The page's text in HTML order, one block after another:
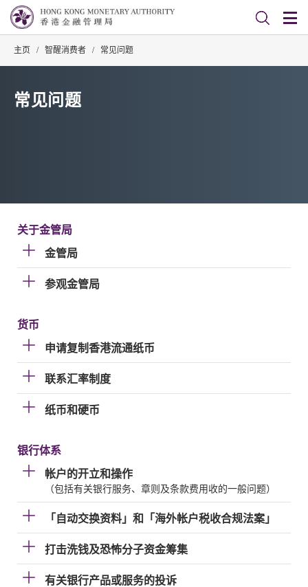
主页 / 智醒消费者 / 常见问题
常见问题
关于金管局
金管局
参观金管局
货币
申请复制香港流通纸币
联系汇率制度
纸币和硬币
银行体系
帐户的开立和操作
（包括有关银行服务、章则及条款费用收的一般问题）
「自动交换资料」和「海外帐户税收合规法案」
打击洗钱及恐怖分子资金筹集
有关银行产品或服务的投诉